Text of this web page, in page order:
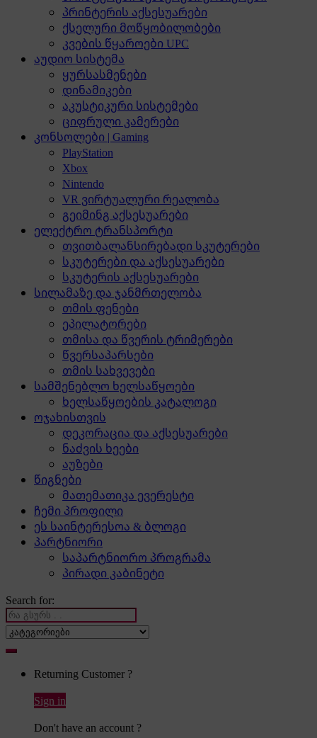
პრინტერის აქსესუარები
ქსელური მოწყობილობები
კვების წყაროები UPC
აუდიო სისტემა
ყურსასმენები
დინამიკები
აკუსტიკური სისტემები
ციფრული კამერები
კონსოლები | Gaming
PlayStation
Xbox
Nintendo
VR ვირტუალური რეალობა
გეიმინგ აქსესუარები
ელექტრო ტრანსპორტი
თვითბალანსირებადი სკუტერები
სკუტერები და აქსესუარები
სკუტერის აქსესუარები
სილამაზე და ჯანმრთელობა
თმის ფენები
ეპილატორები
თმისა და წვერის ტრიმერები
წვერსაპარსები
თმის სახვევები
სამშენებლო ხელსაწყოები
ხელსაწყოების კატალოგი
ოჯახისთვის
დეკორაცია და აქსესუარები
ნაძვის ხეები
აუზები
წიგნები
მათემათიკა ევერესტი
ჩემი პროფილი
ეს საინტერესოა & ბლოგი
პარტნიორი
საპარტნიორო პროგრამა
პირადი კაბინეტი
Search for:
Returning Customer ?
Sign in
Don't have an account ?